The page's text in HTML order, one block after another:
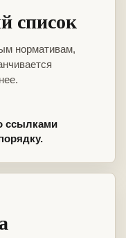
список
нормативам,
ссылками